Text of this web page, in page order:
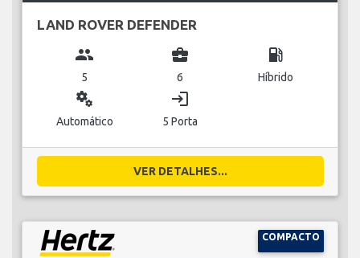
LAND ROVER DEFENDER
group
5
business_center
6
local_gas_station
Híbrido
miscellaneous_services
Automático
login
5 Porta
VER DETALHES...
COMPACTO